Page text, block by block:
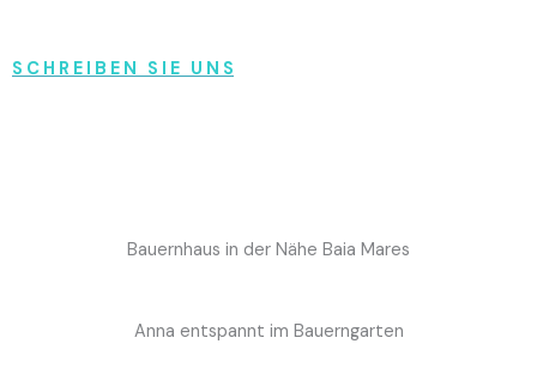
S C H R E I B E N S I E U N S
Bauernhaus in der Nähe Baia Mares
Anna entspannt im Bauerngarten